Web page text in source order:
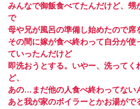
みんなで御飯食べてたんだけど、甥
で
母や兄が風呂の準備し始めたので席
その間に嫁が食べ終わって自分が使
ていったんだけど
即洗おうとする。いやー、洗ってく
ど、
あの…まだ他の人食べ終わってない
あと我が家のボイラーとかお湯がで